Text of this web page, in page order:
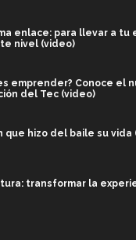
enlace: para llevar a tu
nivel (video)
emprender? Conoce el
del Tec (video)
que hizo del baile su vida
transformar la